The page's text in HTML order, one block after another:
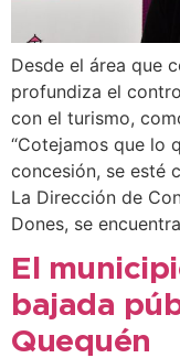
Desde el área que
profundiza el
con el turismo,
“Cotejamos que lo
concesión, se esté
La Dirección de
Dones, se
El
bajada
Quequén